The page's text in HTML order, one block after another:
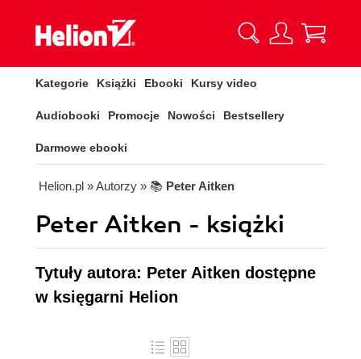
Kategorie Książki Ebooki Kursy video
Audiobooki Promocje Nowości Bestsellery
Darmowe ebooki
Helion.pl » Autorzy » 📚 Peter Aitken
Peter Aitken - książki
Tytuły autora: Peter Aitken dostępne
w księgarni Helion